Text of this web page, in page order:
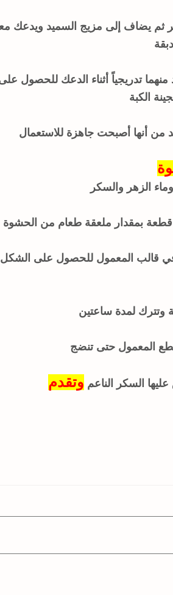
ثم يضاف إلى مزيج السميد ويدعك
منهما تدريجياً أثناء الدعك للحصول
الكبة
من أنها أصبحت جاهزة للاستعمال
الزهر والسكر
بمقدار ملعقة طعام من الحشوة
قالب المعمول للحصول على الشكل
لمدة ساعتين
المعمول حتى تنضج
السكر الناعم وتقدم